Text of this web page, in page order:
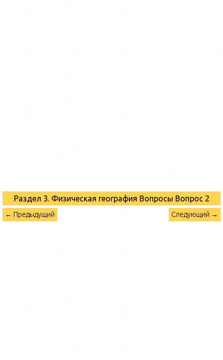
Раздел 3. Физическая география Вопросы Вопрос 2
← Предыдущий Следующий →